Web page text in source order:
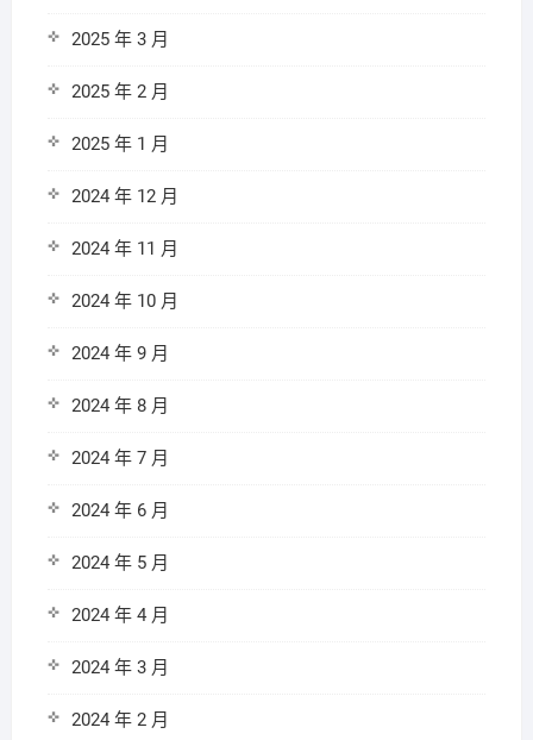
2025 年 3 月
2025 年 2 月
2025 年 1 月
2024 年 12 月
2024 年 11 月
2024 年 10 月
2024 年 9 月
2024 年 8 月
2024 年 7 月
2024 年 6 月
2024 年 5 月
2024 年 4 月
2024 年 3 月
2024 年 2 月